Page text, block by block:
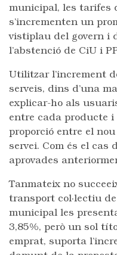
municipal, les tarifes
s’incrementen un
vistiplau del govern i
l’abstenció de CiU i
Utilitzar l’increment
serveis, dins d’una
explicar-ho als
entre cada producte
proporció entre el nou
servei. Com és el cas
aprovades
Tanmateix no
transport col·lectiu
municipal les
3,85%, però un sol
emprat, suporta